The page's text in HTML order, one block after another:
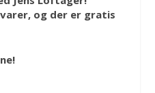
og der er gratis